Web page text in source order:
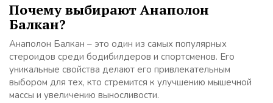
Почему выбирают Анаполон
Балкан?
Анаполон Балкан – это один из самых популярных
стероидов среди бодибилдеров и спортсменов. Его
уникальные свойства делают его привлекательным
выбором для тех, кто стремится к улучшению мышечной
массы и увеличению выносливости.